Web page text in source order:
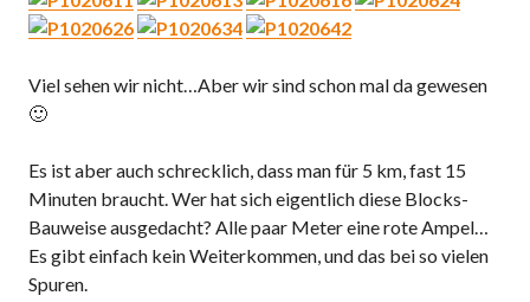
Viel sehen wir nicht…Aber wir sind schon mal da gewesen
🙂
Es ist aber auch schrecklich, dass man für 5 km, fast 15
Minuten braucht. Wer hat sich eigentlich diese Blocks-
Bauweise ausgedacht? Alle paar Meter eine rote Ampel…
Es gibt einfach kein Weiterkommen, und das bei so vielen
Spuren.